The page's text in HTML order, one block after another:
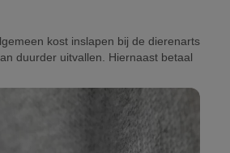
kost inslapen bij de dierenarts
duurder uitvallen. Hiernaast betaal